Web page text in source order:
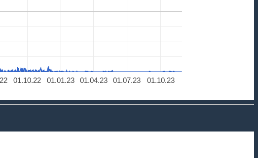
01.01.23
01.10.22 01.04.23 01.07.23 01.10.23